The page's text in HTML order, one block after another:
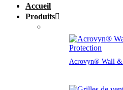
Accueil
Produits
Acrovyn® Wall &